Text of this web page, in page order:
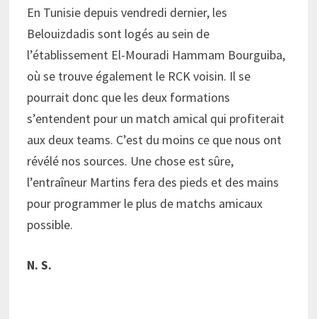
En Tunisie depuis vendredi dernier, les
Belouizdadis sont logés au sein de
l’établissement El-Mouradi Hammam Bourguiba,
où se trouve également le RCK voisin. Il se
pourrait donc que les deux formations
s’entendent pour un match amical qui profiterait
aux deux teams. C’est du moins ce que nous ont
révélé nos sources. Une chose est sûre,
l’entraîneur Martins fera des pieds et des mains
pour programmer le plus de matchs amicaux
possible.
N. S.